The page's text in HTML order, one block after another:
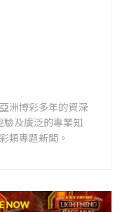
洲博彩多年的資深
及廣泛的專業知
類專題新聞。